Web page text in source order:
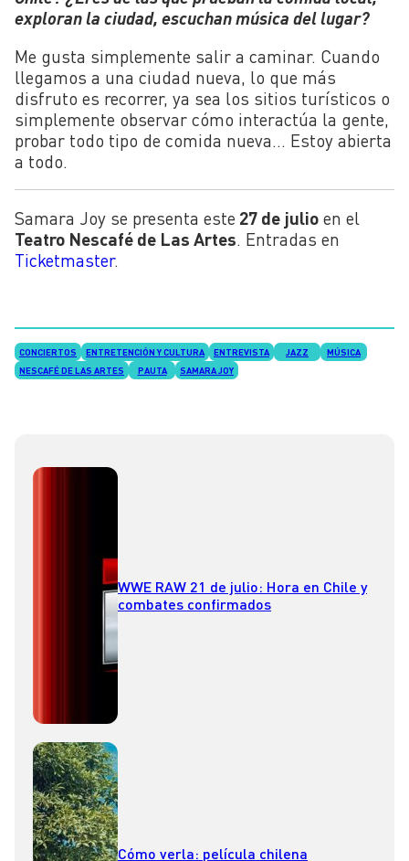
exploran la ciudad, escuchan música del lugar?
Me gusta simplemente salir a caminar. Cuando
llegamos a una ciudad nueva, lo que más
disfruto es recorrer, ya sea los sitios turísticos o
simplemente observar cómo interactúa la gente,
probar todo tipo de comida nueva… Estoy abierta
a todo.
Samara Joy se presenta este 27 de julio en el
Teatro Nescafé de Las Artes. Entradas en
Ticketmaster.
CONCIERTOS ENTRETENCIÓN Y CULTURA ENTREVISTA JAZZ
MÚSICA
NESCAFÉ DE LAS ARTES
PAUTA SAMARA JOY
WWE RAW 21 de julio: Hora en Chile y
combates confirmados
Cómo verla: película chilena